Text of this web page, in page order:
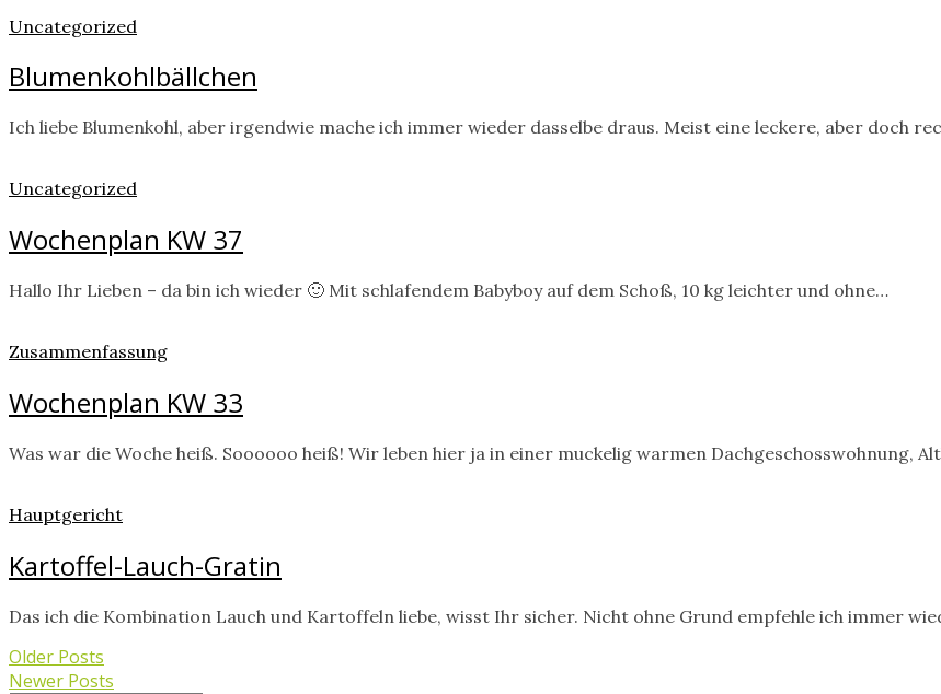
Uncategorized
Blumenkohlbällchen
Ich liebe Blumenkohl, aber irgendwie mache ich immer wieder dasselbe draus. Meist eine leckere, aber doch
Uncategorized
Wochenplan KW 37
Hallo Ihr Lieben – da bin ich wieder 🙂 Mit schlafendem Babyboy auf dem Schoß, 10 kg leichter und ohne…
Zusammenfassung
Wochenplan KW 33
Was war die Woche heiß. Soooooo heiß! Wir leben hier ja in einer muckelig warmen Dachgeschosswohnung,
Hauptgericht
Kartoffel-Lauch-Gratin
Das ich die Kombination Lauch und Kartoffeln liebe, wisst Ihr sicher. Nicht ohne Grund empfehle ich immer
Older Posts
Newer Posts